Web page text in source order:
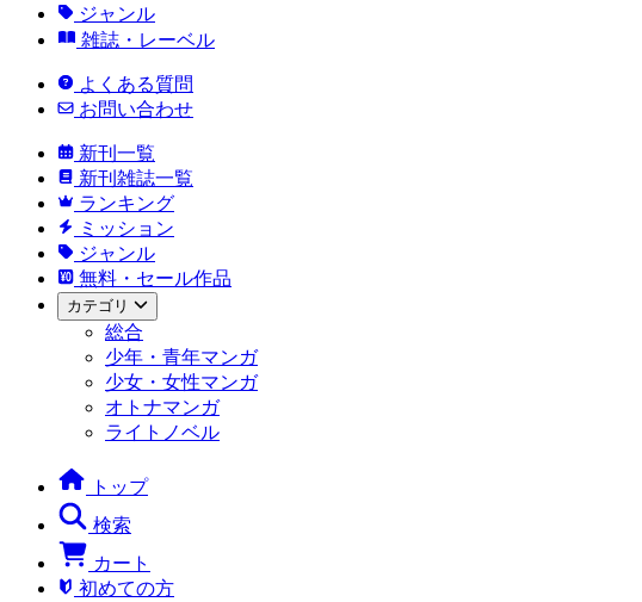
ジャンル
雑誌・レーベル
よくある質問
お問い合わせ
新刊一覧
新刊雑誌一覧
ランキング
ミッション
ジャンル
無料・セール作品
カテゴリ
総合
少年・青年マンガ
少女・女性マンガ
オトナマンガ
ライトノベル
トップ
検索
カート
初めての方